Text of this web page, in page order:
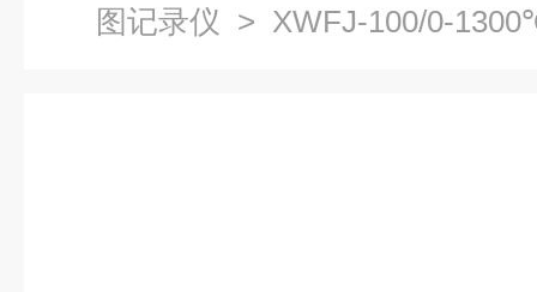
图记录仪 > XWFJ-100/0-